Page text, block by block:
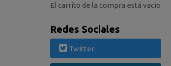
El carrito de la compra está vacío
Redes Sociales
Twitter